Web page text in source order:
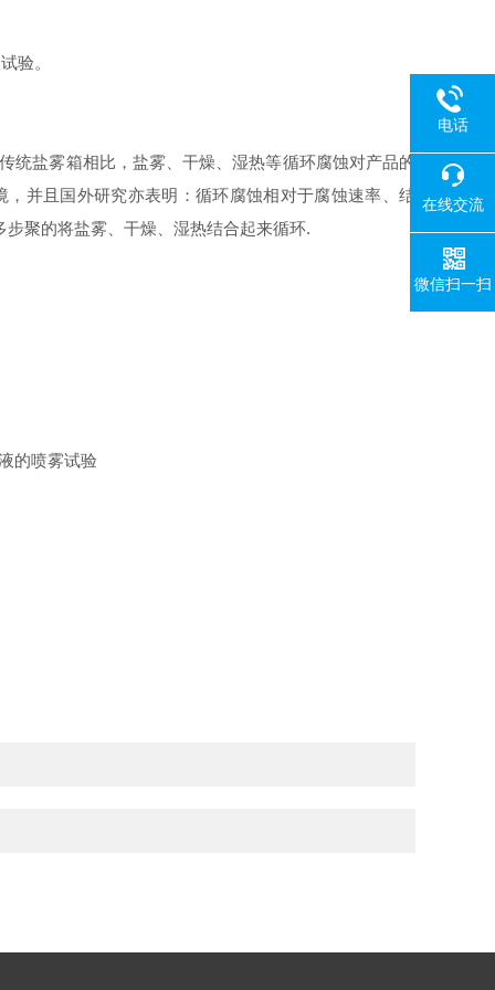
验。
盐雾箱相比，盐雾、干燥、湿热等循环腐蚀对产品的
并且国外研究亦表明：循环腐蚀相对于腐蚀速率、结
聚的将盐雾、干燥、湿热结合起来循环.
的喷雾试验
电话
在线交流
微信扫一扫